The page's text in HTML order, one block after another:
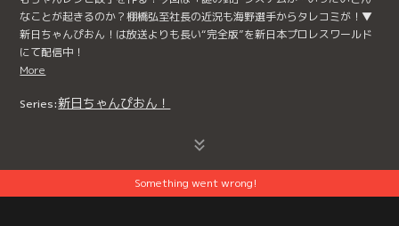
なことが起きるのか？棚橋弘至社長の近況も海野選手からタレコミが！▼
新日ちゃんぴおん！は放送よりも長い“完全版”を新日本プロレスワールド
にて配信中！
More
Series:新日ちゃんぴおん！
Something went wrong!